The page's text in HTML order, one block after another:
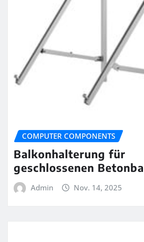
COMPUTER COMPONENTS
Balkonhalterung für
geschlossenen
Admin Nov. 14, 2025